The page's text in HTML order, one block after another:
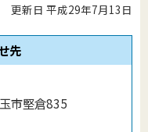
更新日 平成29年7月13日
先
市堅倉835